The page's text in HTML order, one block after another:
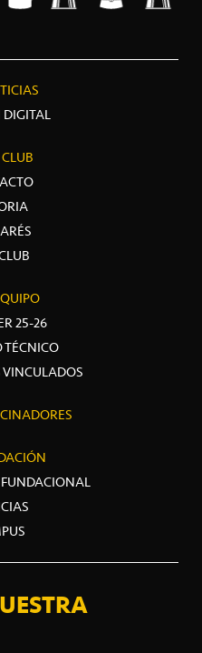
25-26
TÉCNICO
VINCULADOS